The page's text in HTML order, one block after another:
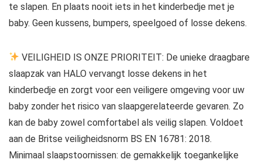
te slapen. En plaats nooit iets in het kinderbedje met je
baby. Geen kussens, bumpers, speelgoed of losse dekens.
VEILIGHEID IS ONZE PRIORITEIT: De unieke draagbare
slaapzak van HALO vervangt losse dekens in het
kinderbedje en zorgt voor een veiligere omgeving voor uw
baby zonder het risico van slaapgerelateerde gevaren. Zo
kan de baby zowel comfortabel als veilig slapen. Voldoet
aan de Britse veiligheidsnorm BS EN 16781: 2018.
Minimaal slaapstoornissen: de gemakkelijk toegankelijke